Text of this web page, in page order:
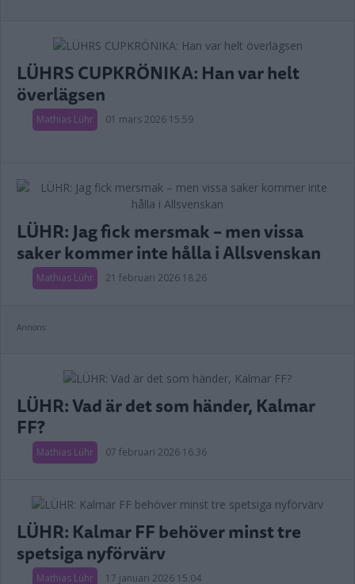
LÜHRS CUPKRÖNIKA: Han var helt
överlägsen
Mathias Lühr 01 mars 2026 15.59
LÜHR: Jag fick mersmak – men vissa
saker kommer inte hålla i Allsvenskan
Mathias Lühr 21 februari 2026 18.26
Annons:
LÜHR: Vad är det som händer, Kalmar
FF?
Mathias Lühr 07 februari 2026 16.36
LÜHR: Kalmar FF behöver minst tre
spetsiga nyförvärv
Mathias Lühr 17 januari 2026 15.04